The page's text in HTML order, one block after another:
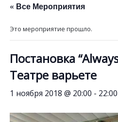
« Все Мероприятия
Это мероприятие прошло.
Постановка
Театре варьете
1 ноября 2018 @ 20:00 - 22:00